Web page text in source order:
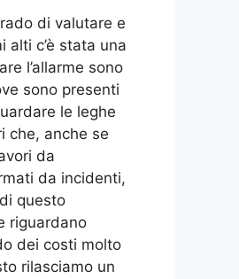
di valutare e
alti c’è stata una
l’allarme sono
sono presenti
le leghe
che, anche se
da
da incidenti,
questo
riguardano
dei costi molto
rilasciamo un